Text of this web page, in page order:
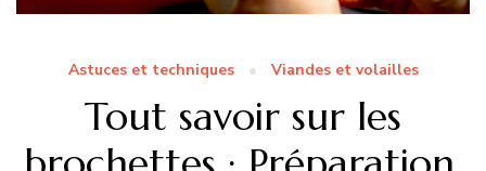
Astuces et techniques Viandes et volailles
Tout savoir sur les